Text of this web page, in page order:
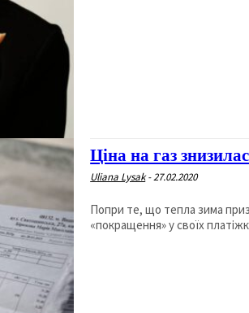
Ціна на газ
Uliana Lysak -27.02.2020
Попри те, що тепла зима
«покращення» у своїх